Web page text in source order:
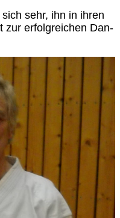
sehr, ihn in ihren
zur erfolgreichen Dan-